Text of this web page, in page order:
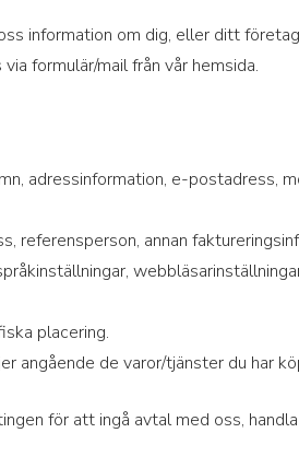
information om dig, eller ditt
formulär/mail från vår hemsida.
adressinformation, e-postadress,
referensperson, annan
placering.
angående de varor/tjänster du har
för att ingå avtal med oss,